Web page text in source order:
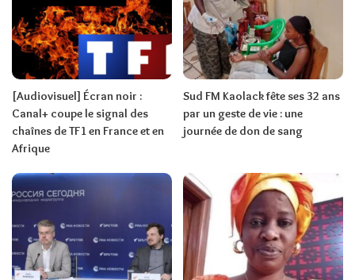
[Audiovisuel] Écran noir :
Canal+ coupe le signal des
chaînes de TF1 en France et en
Afrique
Sud FM Kaolack fête ses 32 ans
par un geste de vie : une
journée de don de sang